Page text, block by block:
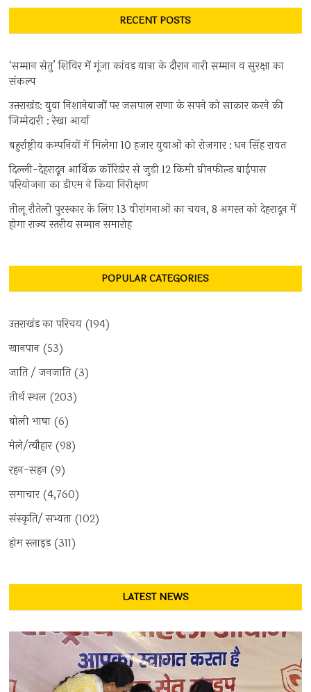
RECENT POSTS
‘सम्मान सेतु’ शिविर में गूंजा कांवड़ यात्रा के दौरान नारी सम्मान व सुरक्षा का
संकल्प
उत्तराखंड: युवा निशानेबाजों पर जसपाल राणा के सपने को साकार करने की
जिम्मेदारी : रेखा आर्या
बहुर्राष्ट्रीय कम्पनियों में मिलेगा 10 हजार युवाओं को रोजगार : धन सिंह रावत
दिल्ली-देहरादून आर्थिक कॉरिडोर से जुड़ी 12 किमी ग्रीनफील्ड बाईपास
परियोजना का डीएम ने किया निरीक्षण
तीलू रौतेली पुरस्कार के लिए 13 वीरांगनाओं का चयन, 8 अगस्त को देहरादून में
होगा राज्य स्तरीय सम्मान समारोह
POPULAR CATEGORIES
उत्तराखंड का परिचय (194)
खानपान (53)
जाति / जनजाति(3)
तीर्थ स्थल (203)
बोली भाषा (6)
मेले/त्यौहार(98)
रहन-सहन (9)
समाचार(4,760)
संस्कृति/ सभ्यता (102)
होम स्लाइड(311)
LATEST NEWS